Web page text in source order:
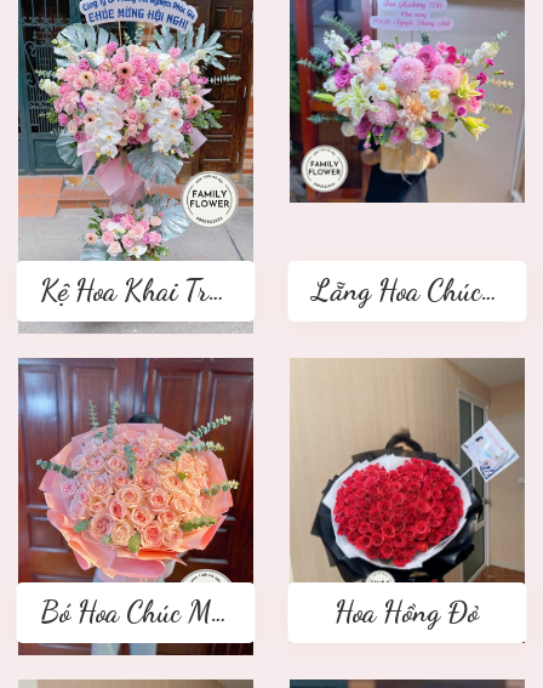
Kệ Hoa Khai Trương 2 tầng Lẵng Hoa Chúc Mừng
Bó Hoa Chúc Mừng Hoa Hồng Đỏ